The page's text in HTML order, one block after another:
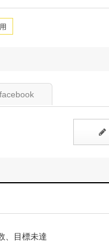
facebook
、目標未達